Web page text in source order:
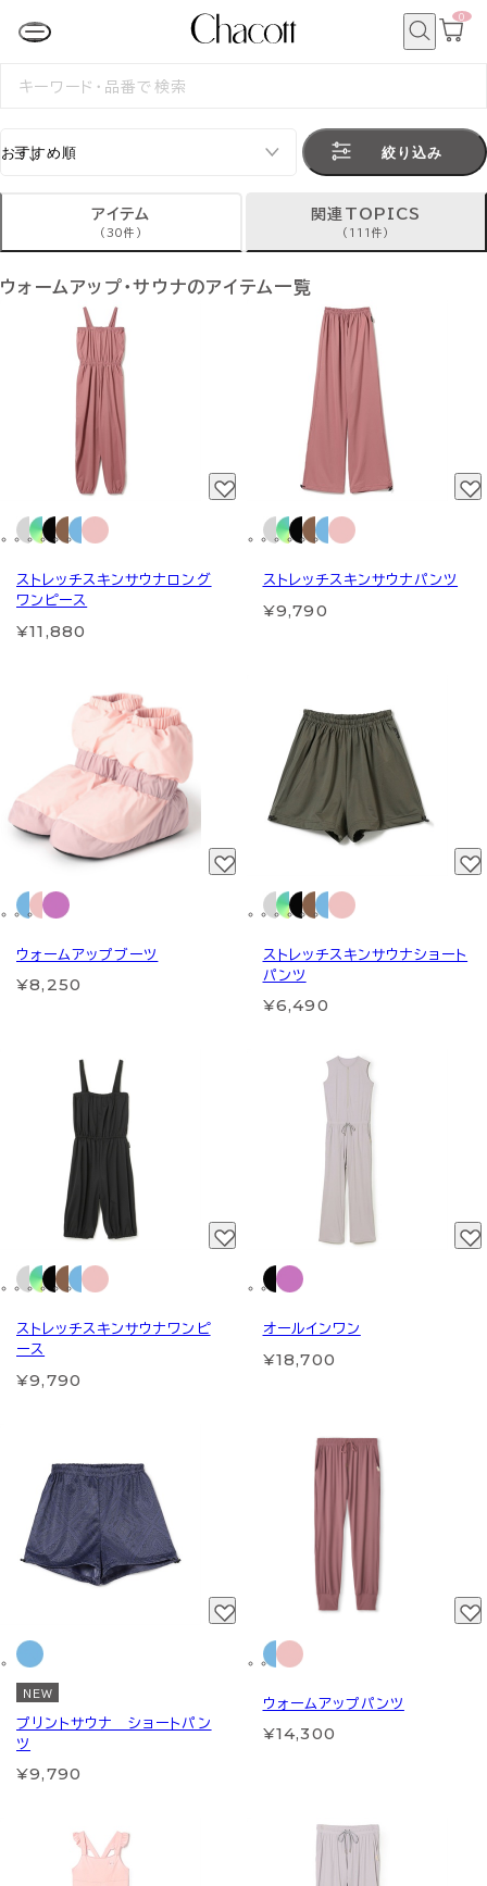
カ
0
検
絞り込み
アイテム
(30件)
関連TOPICS
(111件)
ウォームアップ・サウナのアイテム一覧
ストレッチスキンサウナロング
ワンピース
¥11,880
ストレッチスキンサウナパンツ
¥9,790
ウォームアップブーツ
¥8,250
ストレッチスキンサウナショート
パンツ
¥6,490
ストレッチスキンサウナワンピ
ース
¥9,790
オールインワン
¥18,700
NEW
プリントサウナ ショートパン
ツ
¥9,790
ウォームアップパンツ
¥14,300